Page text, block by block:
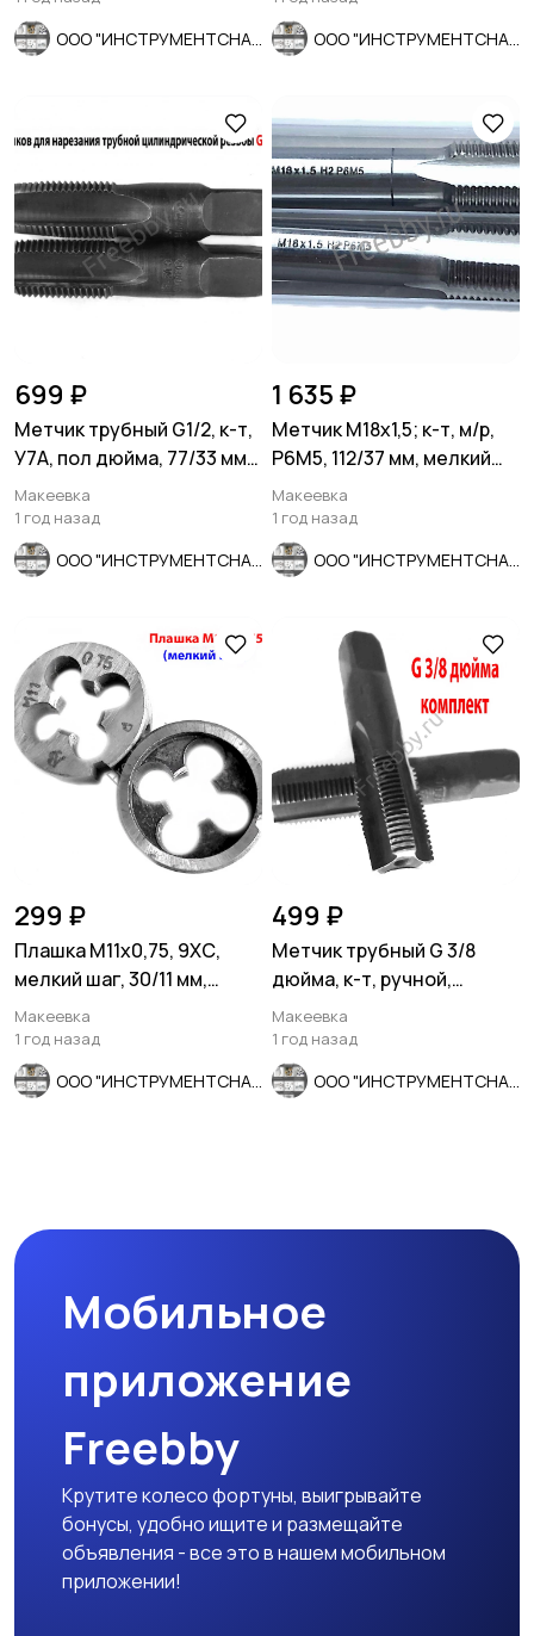
699 ₽
Метчик трубный G1/2, к-т,
У7А, пол дюйма, 77/33 мм,
СССР
Макеевка
1 год назад
1 635 ₽
Метчик М18х1,5; к-т, м/р,
Р6М5, 112/37 мм, мелкий
шаг, шлифованный, ГО
Макеевка
1 год назад
299 ₽
Плашка М11х0,75, 9ХС,
мелкий шаг, 30/11 мм,
ГОСТ 7740-71, СССР
Макеевка
1 год назад
499 ₽
Метчик трубный G 3/8
дюйма, к-т, ручной,
сделано в СССР.
Макеевка
1 год назад
Мобильное
приложение
Freebby
Крутите колесо фортуны, выигрывайте
бонусы, удобно ищите и размещайте
объявления - все это в нашем мобильном
приложении!